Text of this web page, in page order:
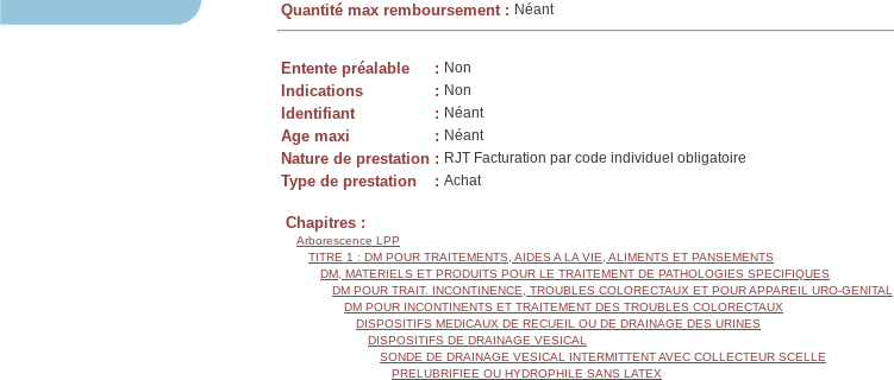
Quantité max remboursement : Néant
Entente préalable : Non
Indications : Non
Identifiant : Néant
Age maxi : Néant
Nature de prestation : RJT Facturation par code individuel obligatoire
Type de prestation : Achat
Chapitres :
Arborescence LPP
TITRE 1 : DM POUR TRAITEMENTS, AIDES A LA VIE, ALIMENTS ET PANSEMENTS
DM, MATERIELS ET PRODUITS POUR LE TRAITEMENT DE PATHOLOGIES SPECIFIQUES
DM POUR TRAIT. INCONTINENCE, TROUBLES COLORECTAUX ET POUR APPAREIL URO-GENITAL
DM POUR INCONTINENTS ET TRAITEMENT DES TROUBLES COLORECTAUX
DISPOSITIFS MEDICAUX DE RECUEIL OU DE DRAINAGE DES URINES
DISPOSITIFS DE DRAINAGE VESICAL
SONDE DE DRAINAGE VESICAL INTERMITTENT AVEC COLLECTEUR SCELLE
PRELUBRIFIEE OU HYDROPHILE SANS LATEX